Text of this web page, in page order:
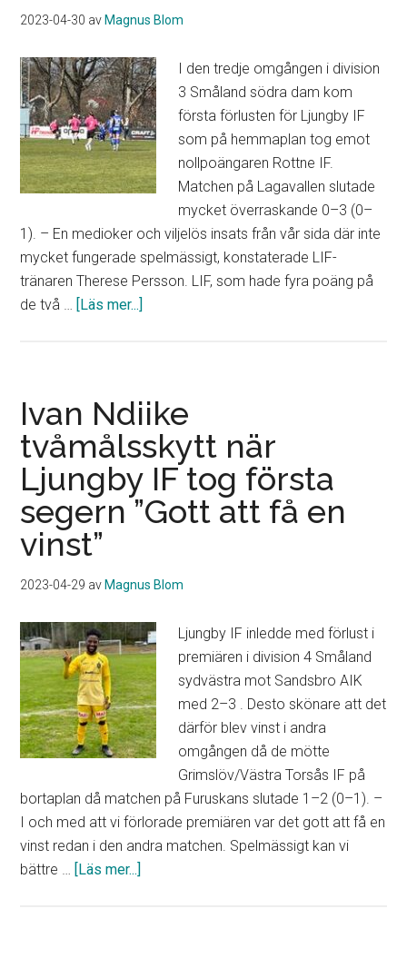
2023-04-30 av Magnus Blom
I den tredje omgången i division
3 Småland södra dam kom
första förlusten för Ljungby IF
som på hemmaplan tog emot
nollpoängaren Rottne IF.
Matchen på Lagavallen slutade
mycket överraskande 0–3 (0–
1). – En medioker och viljelös insats från vår sida där inte
mycket fungerade spelmässigt, konstaterade LIF-
tränaren Therese Persson. LIF, som hade fyra poäng på
de två … [Läs mer...]
Ljungby
IF:s
damer
”En
medioker
och
Ivan Ndiike
tvåmålsskytt när
Ljungby IF tog första
segern ”Gott att få en
vinst”
2023-04-29 av Magnus Blom
Ljungby IF inledde med förlust i
premiären i division 4 Småland
sydvästra mot Sandsbro AIK
med 2–3 . Desto skönare att det
därför blev vinst i andra
omgången då de mötte
Grimslöv/Västra Torsås IF på
bortaplan då matchen på Furuskans slutade 1–2 (0–1). –
I och med att vi förlorade premiären var det gott att få en
vinst redan i den andra matchen. Spelmässigt kan vi
bättre … [Läs mer...]